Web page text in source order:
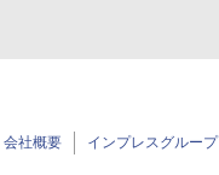
会社概要 インプレスグループ